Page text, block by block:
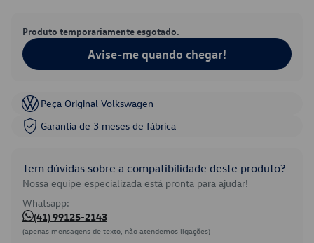
Produto temporariamente esgotado.
Avise-me quando chegar!
Peça Original Volkswagen
Garantia de 3 meses de fábrica
Tem dúvidas sobre a compatibilidade deste produto?
Nossa equipe especializada está pronta para ajudar!
Whatsapp:
(41) 99125-2143
(apenas mensagens de texto, não atendemos ligações)